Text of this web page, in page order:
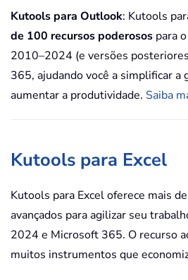
Kutools para Outlook: Kutools
de 100 recursos poderosos para
2010–2024 (e versões
365, ajudando você a simplificar a
aumentar a produtividade. Saiba
Kutools para Excel
Kutools para Excel oferece mais
avançados para agilizar seu
2024 e Microsoft 365. O recurso
muitos instrumentos que